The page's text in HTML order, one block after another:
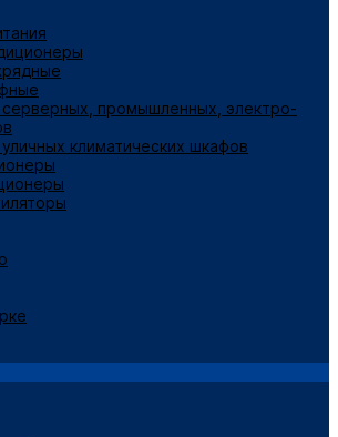
промышленных, электро-
климатических шкафов